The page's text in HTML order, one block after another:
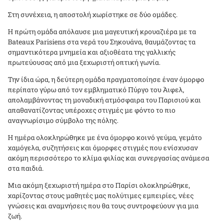
Στη συνέχεια, η αποστολή χωρίστηκε σε δύο ομάδες.
Η πρώτη ομάδα απόλαυσε μια μαγευτική κρουαζιέρα με τα
Bateaux Parisiens στα νερά του Σηκουάνα, θαυμάζοντας τα
σημαντικότερα μνημεία και αξιοθέατα της γαλλικής
πρωτεύουσας από μια ξεχωριστή οπτική γωνία.
Την ίδια ώρα, η δεύτερη ομάδα πραγματοποίησε έναν όμορφο
περίπατο γύρω από τον εμβληματικό Πύργο του Άιφελ,
απολαμβάνοντας τη μοναδική ατμόσφαιρα του Παρισιού και
απαθανατίζοντας υπέροχες στιγμές με φόντο το πιο
αναγνωρίσιμο σύμβολο της πόλης.
Η ημέρα ολοκληρώθηκε με ένα όμορφο κοινό γεύμα, γεμάτο
χαμόγελα, συζητήσεις και όμορφες στιγμές που ενίσχυσαν
ακόμη περισσότερο το κλίμα φιλίας και συνεργασίας ανάμεσα
στα παιδιά.
Μια ακόμη ξεχωριστή ημέρα στο Παρίσι ολοκληρώθηκε,
χαρίζοντας στους μαθητές μας πολύτιμες εμπειρίες, νέες
γνώσεις και αναμνήσεις που θα τους συντροφεύουν για μια
ζωή.